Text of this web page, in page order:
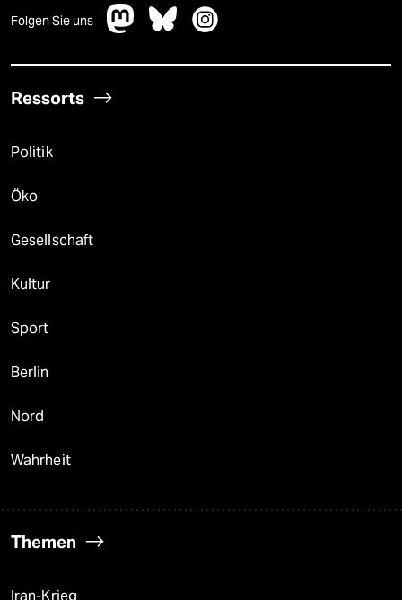
Folgen Sie uns
Ressorts
Politik
Öko
Gesellschaft
Kultur
Sport
Berlin
Nord
Wahrheit
Themen
Iran-Krieg